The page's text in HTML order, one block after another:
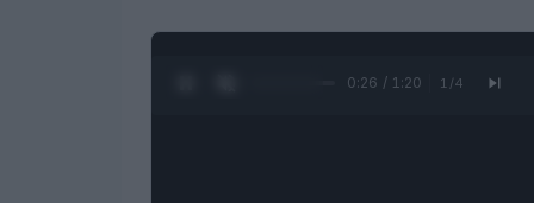
0:28 / 1:20 1 /4